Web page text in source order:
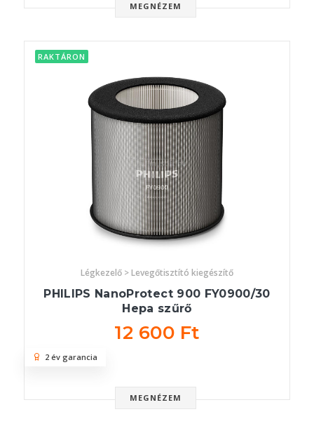
MEGNÉZEM
RAKTÁRON
Légkezelő > Levegőtisztító kiegészítő
PHILIPS NanoProtect 900 FY0900/30
Hepa szűrő
12 600 Ft
MEGNÉZEM
2 év garancia